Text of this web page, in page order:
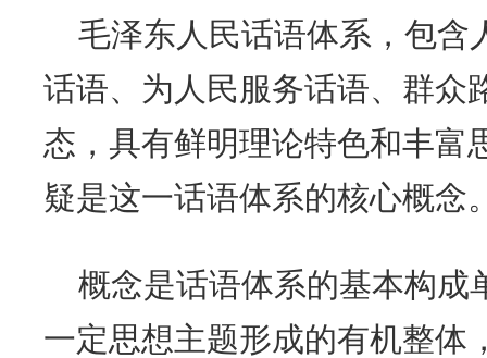
毛泽东人民话语体系，包含
话语、为人民服务话语、群众
态，具有鲜明理论特色和丰富
疑是这一话语体系的核心概念
概念是话语体系的基本构成
一定思想主题形成的有机整体